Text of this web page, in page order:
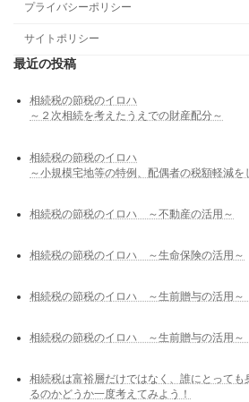
プライバシーポリシー
サイトポリシー
最近の投稿
相続税の節税のイロハ
～２次相続を考えたうえでの財産配分～
相続税の節税のイロハ
～小規模宅地等の特例、配偶者の税額軽減を
相続税の節税のイロハ ～不動産の活用～
相続税の節税のイロハ ～生命保険の活用～
相続税の節税のイロハ ～生前贈与の活用
相続税の節税のイロハ ～生前贈与の活用
相続税は富裕層だけではなく、誰にとって
るのかどうか一度考えてみよう！